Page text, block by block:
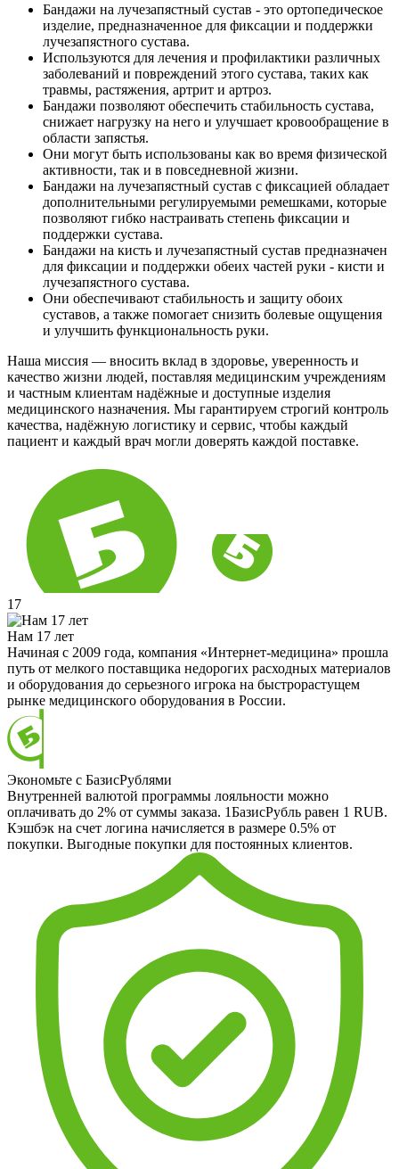
Бандажи на лучезапястный сустав - это ортопедическое
изделие, предназначенное для фиксации и поддержки
лучезапястного сустава.
Используются для лечения и профилактики различных
заболеваний и повреждений этого сустава, таких как
травмы, растяжения, артрит и артроз.
Бандажи позволяют обеспечить стабильность сустава,
снижает нагрузку на него и улучшает кровообращение в
области запястья.
Они могут быть использованы как во время физической
активности, так и в повседневной жизни.
Бандажи на лучезапястный сустав с фиксацией обладает
дополнительными регулируемыми ремешками, которые
позволяют гибко настраивать степень фиксации и
поддержки сустава.
Бандажи на кисть и лучезапястный сустав предназначен
для фиксации и поддержки обеих частей руки - кисти и
лучезапястного сустава.
Они обеспечивают стабильность и защиту обоих
суставов, а также помогает снизить болевые ощущения
и улучшить функциональность руки.
Наша миссия — вносить вклад в здоровье, уверенность и
качество жизни людей, поставляя медицинским учреждениям
и частным клиентам надёжные и доступные изделия
медицинского назначения. Мы гарантируем строгий контроль
качества, надёжную логистику и сервис, чтобы каждый
пациент и каждый врач могли доверять каждой поставке.
17
Нам 17 лет
Начиная с 2009 года, компания «Интернет-медицина» прошла
путь от мелкого поставщика недорогих расходных материалов
и оборудования до серьезного игрока на быстрорастущем
рынке медицинского оборудования в России.
Экономьте с БазисРублями
Внутренней валютой программы лояльности можно
оплачивать до 2% от суммы заказа. 1БазисРубль равен 1 RUB.
Кэшбэк на счет логина начисляется в размере 0.5% от
покупки. Выгодные покупки для постоянных клиентов.